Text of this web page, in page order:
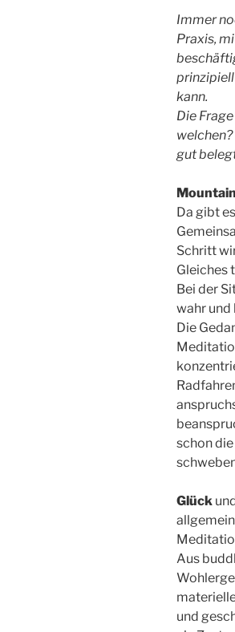
Immer
Praxis,
prinzipiell
kann.
Die
gut
Da gibt
Schritt
Gleiches
Bei der
wahr und
Die
schon
Glück und
Aus
und